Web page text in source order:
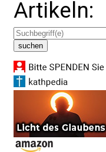
Artikeln: